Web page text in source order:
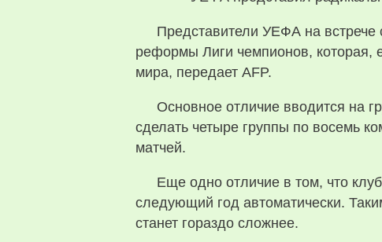
Представители УЕФА на встрече
реформы Лиги чемпионов, которая,
мира, передает AFP.
Основное отличие вводится на
сделать четыре группы по восемь
матчей.
Еще одно отличие в том, что
следующий год автоматически.
станет гораздо сложнее.